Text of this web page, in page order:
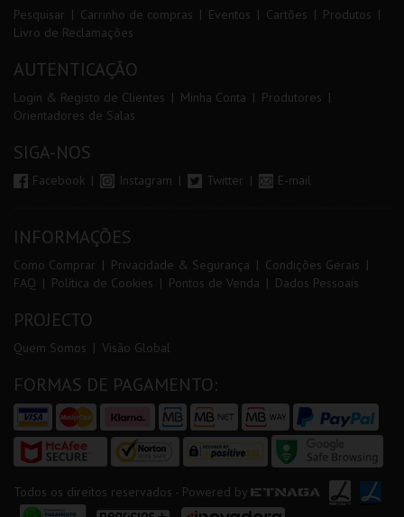
Pesquisar Carrinho de compras Eventos Cartões
Produtos
Livro de Reclamações
AUTENTICAÇÃO
Login & Registo de Clientes Minha Conta
Produtores
Orientadores de Salas
SIGA-NOS
Facebook Instagram Twitter E-mail
INFORMAÇÕES
Como Comprar Privacidade & Segurança
Condições Gerais
FAQ
Política de Cookies Pontos de Venda Dados Pessoais
PROJECTO
Quem Somos Visão Global
FORMAS DE PAGAMENTO:
Todos os direitos reservados - Powered by ETNAGA